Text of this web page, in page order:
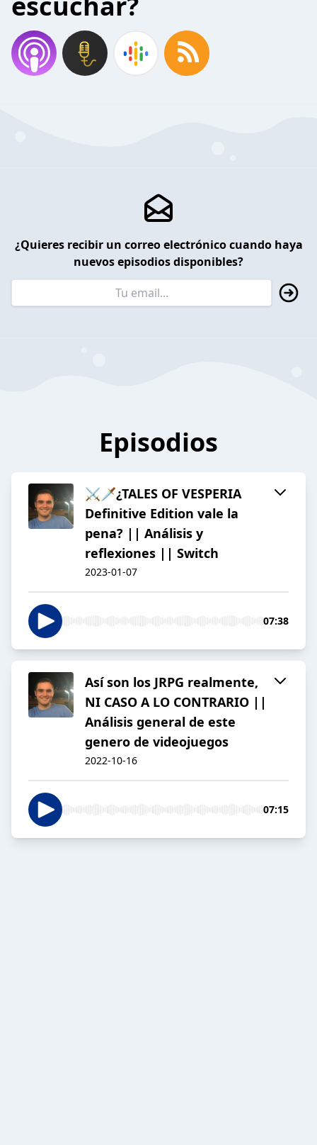
¿Quieres recibir un correo electrónico cuando haya
nuevos episodios disponibles?
Episodios
⚔️🗡¿TALES OF VESPERIA
Definitive Edition vale la
pena? || Análisis y
reflexiones || Switch
2023-01-07
07:38
Así son los JRPG realmente,
NI CASO A LO CONTRARIO ||
Análisis general de este
genero de videojuegos
2022-10-16
07:15